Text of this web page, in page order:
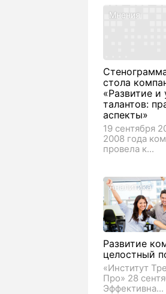
Мнения
стола
«Развитие и
талантов:
аспекты»
19 сентября
2008 года
провела к...
Аналитика
Развитие
целостный
«Институт
Про» 28
Эффективна...